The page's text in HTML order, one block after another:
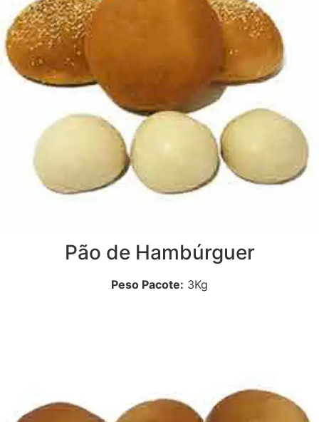
Pão de Hambúrguer
Peso Pacote: 3Kg